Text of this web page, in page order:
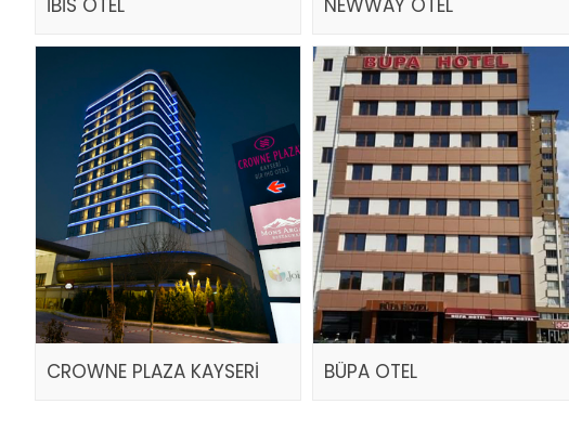
CROWNE PLAZA KAYSERİ BÜPA OTEL